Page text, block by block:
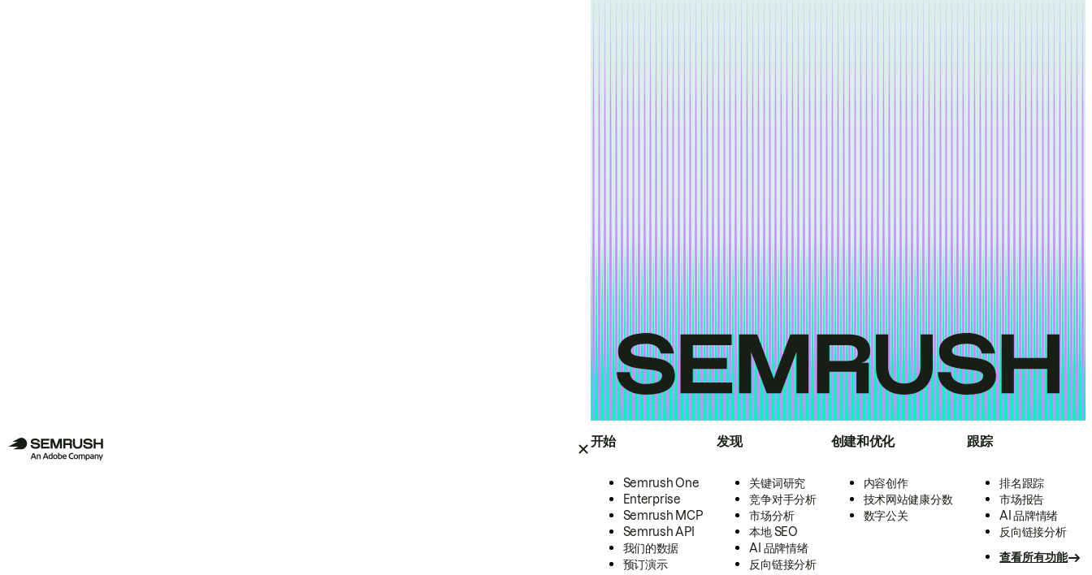
开始
Semrush One
Enterprise
Semrush MCP
Semrush API
我们的数据
预订演示
发现
关键词研究
竞争对手分析
市场分析
本地 SEO
AI 品牌情绪
反向链接分析
创建和优化
内容创作
技术网站健康分数
数字公关
跟踪
排名跟踪
市场报告
AI 品牌情绪
反向链接分析
查看所有功能